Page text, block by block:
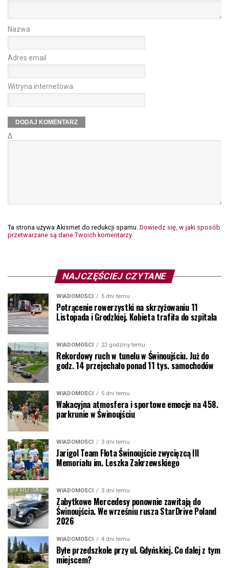
Nazwa
Adres email
Witryna internetowa
Δ
Ta strona używa Akismet do redukcji spamu. Dowiedz się, w jaki sposób
przetwarzane są dane Twoich komentarzy.
NAJCZĘŚCIEJ CZYTANE
WIADOMOŚCI 5 dni temu
Potrącenie rowerzystki na skrzyżowaniu 11
Listopada i Grodzkiej. Kobieta trafiła do szpitala
WIADOMOŚCI 22 godziny temu
Rekordowy ruch w tunelu w Świnoujściu. Już do
godz. 14 przejechało ponad 11 tys. samochodów
WIADOMOŚCI 5 dni temu
Wakacyjna atmosfera i sportowe emocje na 458.
parkrunie w Świnoujściu
WIADOMOŚCI 3 dni temu
Jarigol Team Flota Świnoujście zwycięzcą III
Memoriału im. Leszka Zakrzewskiego
WIADOMOŚCI 3 dni temu
Zabytkowe Mercedesy ponownie zawitają do
Świnoujścia. We wrześniu rusza StarDrive Poland
2026
WIADOMOŚCI 4 dni temu
Byłe przedszkole przy ul. Gdyńskiej. Co dalej z tym
miejscem?